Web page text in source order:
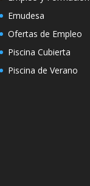
Emudesa
Ofertas de Empleo
Piscina Cubierta
Piscina de Verano